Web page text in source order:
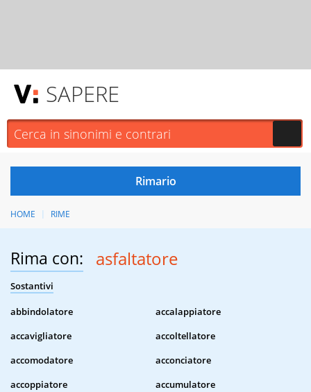
SAPERE
HOME RIME
Rima con: asfaltatore
Sostantivi
abbindolatore
accalappiatore
accavigliatore
accoltellatore
accomodatore
acconciatore
accoppiatore
accumulatore